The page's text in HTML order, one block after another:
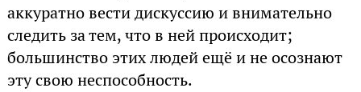
аккуратно вести дискуссию и внимательно
следить за тем, что в ней происходит;
большинство этих людей ещё и не осознают
эту свою неспособность.